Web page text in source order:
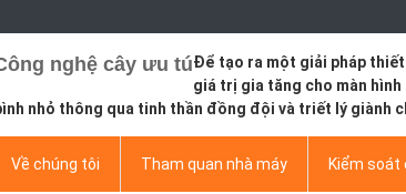
nghệ cây ưu túĐể tạo ra một giải pháp thiết
giá trị gia tăng cho màn
nhỏ thông qua tinh thần đồng đội và triết lý giành
Về chúng tôi Tham quan nhà máy Kiểm